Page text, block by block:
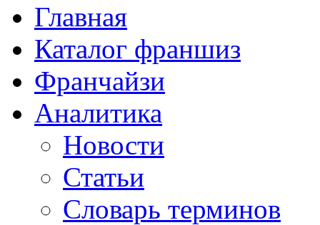
Главная
Каталог франшиз
Франчайзи
Аналитика
Новости
Статьи
Словарь терминов